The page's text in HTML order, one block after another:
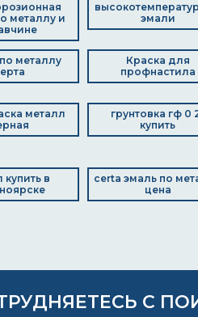
металлу и
эмали
металлу
Краска для
профнастила
металл
грунтовка гф 0
купить
купить в
certa эмаль по
цена
С